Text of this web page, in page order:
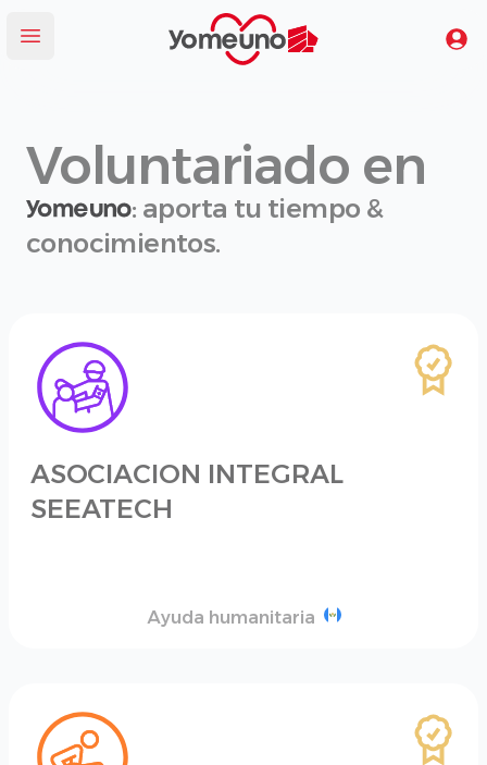
Abrir menú
Yomeuno.com
Voluntariado en
: aporta tu tiempo &
conocimientos.
ASOCIACION INTEGRAL
SEEATECH
Ayuda humanitaria